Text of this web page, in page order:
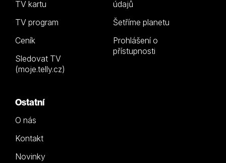
TV kartu
TV program
Ceník
Sledovat TV
(moje.telly.cz)
údajů
Šetříme planetu
Prohlášení o
přístupnosti
Ostatní
O nás
Kontakt
Novinky